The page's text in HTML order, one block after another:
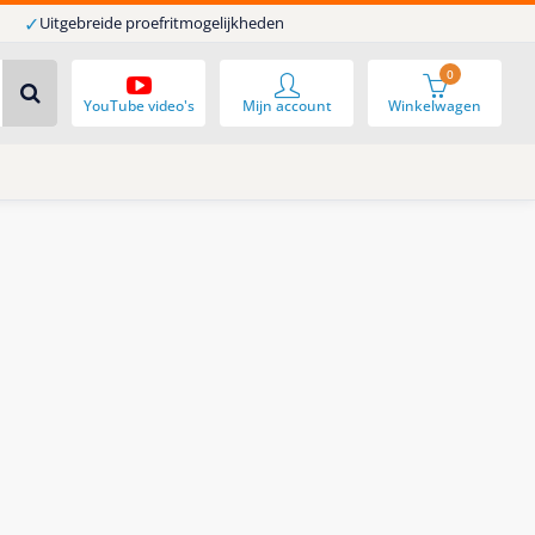
✓Uitgebreide proefritmogelijkheden
YouTube video's Winkelwagen
0
Mijn account